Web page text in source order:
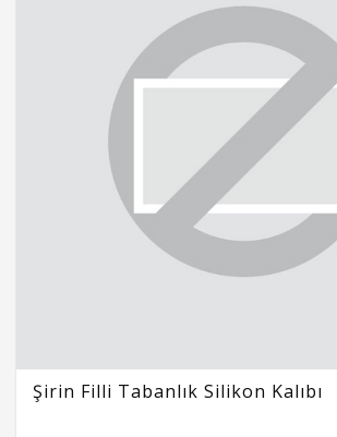
Şirin Filli Tabanlık Silikon Kalıbı